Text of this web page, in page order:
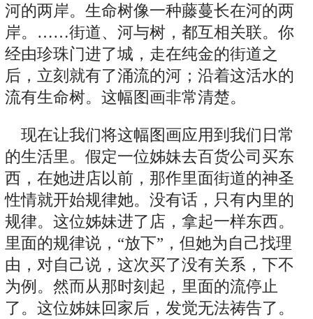
河的两岸。生命树像一种藤蔓长在河的两
岸。……街道、河与树，都互相关联。你
经由珍珠门进了城，走在纯金的街道之
后，立刻就有了涌流的河；沿着这活水的
流有生命树。这幅图画非常清楚。
现在让我们将这幅图画应用到我们日常
的生活里。假定一位姊妹去百货公司买东
西，在她进店以前，那作里面街道的神圣
性情就开始规律她。没有话，只有内里的
规律。这位姊妹进了店，拿起一样东西。
里面的规律说，“放下”，但她为自己找理
由，对自己说，这次买了没有关系，下不
为例。然而从那时刻起，里面的流停止
了。这位姊妹回家后，发觉无法祷告了。